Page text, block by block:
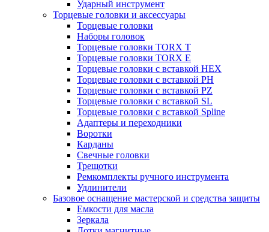
Ударный инструмент
Торцевые головки и аксессуары
Торцевые головки
Наборы головок
Торцевые головки TORX T
Торцевые головки TORX Е
Торцевые головки с вставкой HEX
Торцевые головки с вставкой PH
Торцевые головки с вставкой PZ
Торцевые головки с вставкой SL
Торцевые головки с вставкой Spline
Адаптеры и переходники
Воротки
Карданы
Свечные головки
Трещотки
Ремкомплекты ручного инструмента
Удлинители
Базовое оснащение мастерской и средства защиты
Емкости для масла
Зеркала